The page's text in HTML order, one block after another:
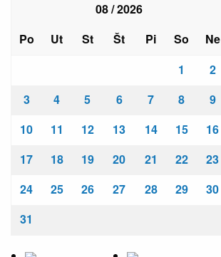
08 / 2026
Po
Ut St Št Pi So
Ne
1
2
3
4 5 6 7 8
9
10
11 12 13 14 15
16
17
18 19 20 21 22
23
24
25 26 27 28 29
30
31